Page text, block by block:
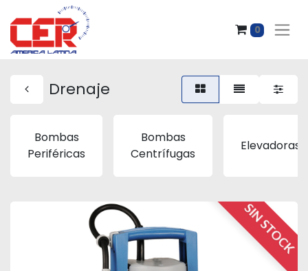
0
Drenaje
Bombas
Periféricas
Bombas
Centrífugas
Elevadoras
SIN STOCK